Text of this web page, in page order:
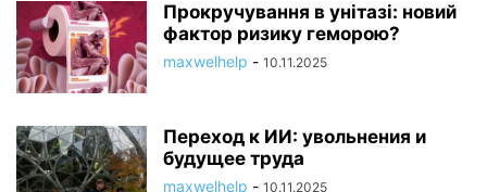
Прокручування в унітазі: новий
фактор ризику геморою?
maxwelhelp - 10.11.2025
Переход к ИИ: увольнения и
будущее труда
maxwelhelp - 10.11.2025